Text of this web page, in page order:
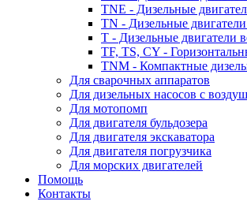
TNE - Дизельные
TN - Дизельные
T - Дизельные двигатели
TF, TS, CY -
TNM - Компактные
Для сварочных аппаратов
Для дизельных насосов с
Для мотопомп
Для двигателя бульдозера
Для двигателя экскаватора
Для двигателя погрузчика
Для морских двигателей
Помощь
Контакты